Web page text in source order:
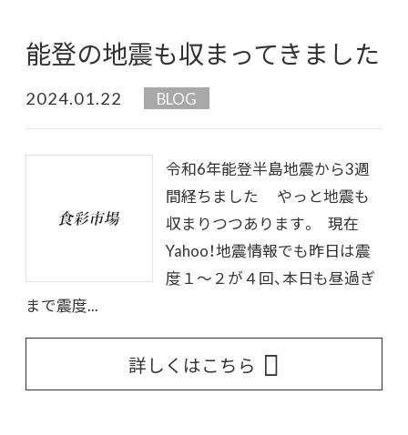
能登の地震も収まってきました
2024.01.22 BLOG
令和6年能登半島地震から3週
間経ちました やっと地震も
収まりつつあります。 現在
Yahoo！地震情報でも昨日は震
度１～２が４回、本日も昼過ぎ
まで震度...
詳しくはこちら